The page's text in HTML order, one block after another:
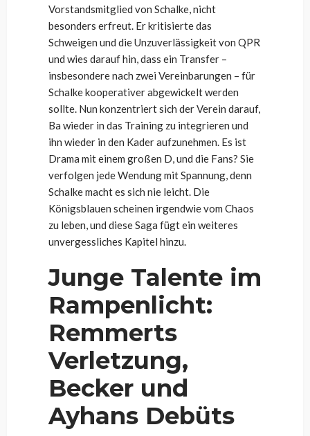
Vorstandsmitglied von Schalke, nicht
besonders erfreut. Er kritisierte das
Schweigen und die Unzuverlässigkeit von QPR
und wies darauf hin, dass ein Transfer –
insbesondere nach zwei Vereinbarungen – für
Schalke kooperativer abgewickelt werden
sollte. Nun konzentriert sich der Verein darauf,
Ba wieder in das Training zu integrieren und
ihn wieder in den Kader aufzunehmen. Es ist
Drama mit einem großen D, und die Fans? Sie
verfolgen jede Wendung mit Spannung, denn
Schalke macht es sich nie leicht. Die
Königsblauen scheinen irgendwie vom Chaos
zu leben, und diese Saga fügt ein weiteres
unvergessliches Kapitel hinzu.
Junge Talente im
Rampenlicht:
Remmerts
Verletzung,
Becker und
Ayhans Debüts